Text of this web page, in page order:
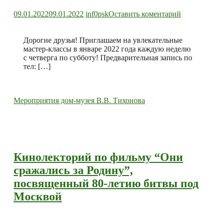
09.01.202209.01.2022 inf0pskОставить коментарий
классов
на
январь
Дорогие друзья! Приглашаем на увлекательные
мастер-классы в январе 2022 года каждую неделю
с четверга по субботу! Предварительная запись по
тел: […]
Мероприятия дом-музея В.В. Тихонова
Кинолекторий по фильму “Они
сражались за Родину”,
посвященный 80-летию битвы под
Москвой